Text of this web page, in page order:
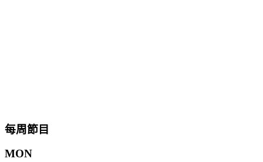
每周節目
MON